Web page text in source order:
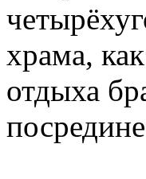
храма,
отдыха